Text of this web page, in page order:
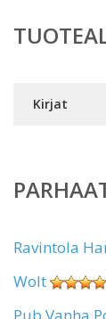
Kirjat
Ravintola
Wolt